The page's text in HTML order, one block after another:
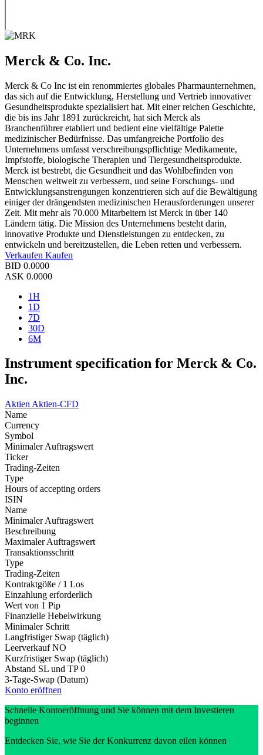
Merck & Co. Inc.
Merck & Co Inc ist ein renommiertes globales Pharmaunternehmen,
das sich auf die Entwicklung, Herstellung und Vertrieb innovativer
Gesundheitsprodukte spezialisiert hat. Mit einer reichen Geschichte,
die bis ins Jahr 1891 zurückreicht, hat sich Merck als
Branchenführer etabliert und bedient eine vielfältige Palette
medizinischer Bedürfnisse. Das umfangreiche Portfolio des
Unternehmens umfasst verschreibungspflichtige Medikamente,
Impfstoffe, biologische Therapien und Tiergesundheitsprodukte.
Merck ist bestrebt, die Gesundheit und das Wohlbefinden von
Menschen weltweit zu verbessern, und seine Forschungs- und
Entwicklungsanstrengungen konzentrieren sich auf die Bewältigung
einiger der drängendsten medizinischen Herausforderungen unserer
Zeit. Mit mehr als 70.000 Mitarbeitern ist Merck in über 140
Ländern tätig. Die Mission des Unternehmens besteht darin,
innovative Produkte und Dienstleistungen zu entdecken, zu
entwickeln und bereitzustellen, die Leben retten und verbessern.
Verkaufen Kaufen
BID 0.0000
ASK 0.0000
1H
1D
7D
30D
6M
Instrument specification for Merck & Co.
Inc.
Aktien Aktien-CFD
Name
Currency
Symbol
Minimaler Auftragswert
Ticker
Trading-Zeiten
Type
Hours of accepting orders
ISIN
Name
Minimaler Auftragswert
Beschreibung
Maximaler Auftragswert
Transaktionsschritt
Type
Trading-Zeiten
Kontraktgöße / 1 Los
Einzahlung erforderlich
Wert von 1 Pip
Finanzielle Hebelwirkung
Minimaler Schritt
Langfristiger Swap (täglich)
Leerverkauf NO
Kurzfristiger Swap (täglich)
Abstand SL und TP 0
3-Tage-Swap (Datum)
Konto eröffnen
Schnelle Kontoeröffnung und Sie können mit dem Investieren
beginnen
Entdecken Sie, wie Sie der Konkurrenz davon eilen können